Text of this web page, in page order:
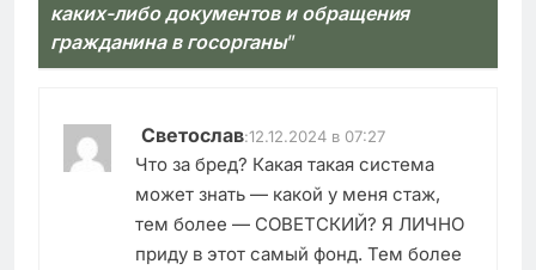
каких-либо документов и обращения
гражданина в госорганы”
Светослав:12.12.2024 в 07:27
Что за бред? Какая такая система
может знать — какой у меня стаж,
тем более — СОВЕТСКИЙ? Я ЛИЧНО
приду в этот самый фонд. Тем более